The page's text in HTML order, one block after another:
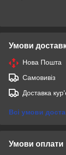
Умови
Нова Пошта
Самовивіз
Доставка
Всі умови
Умови оплати